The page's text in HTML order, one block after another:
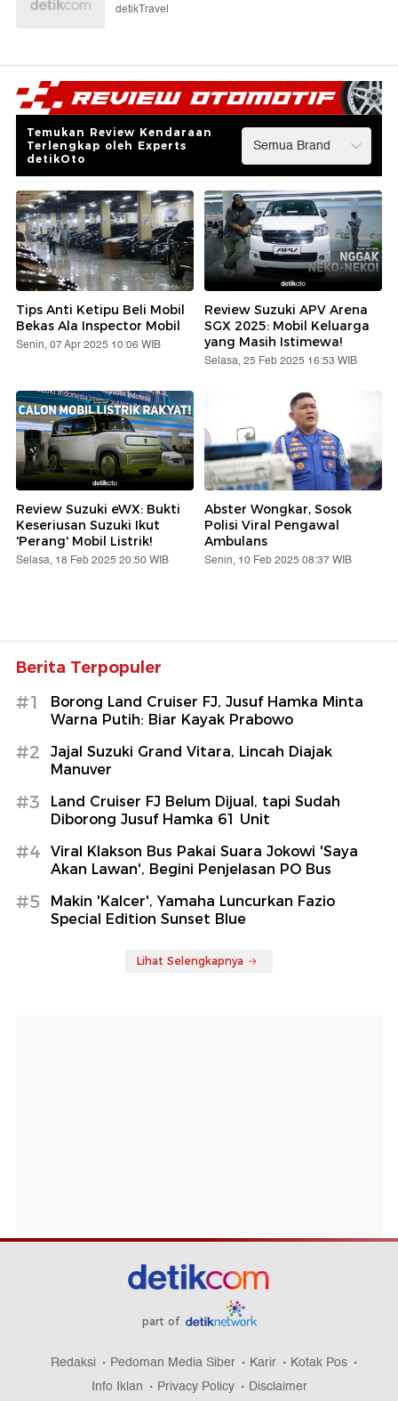
detikTravel
Temukan Review Kendaraan
Terlengkap oleh Experts
detikOto
Tips Anti Ketipu Beli Mobil
Bekas Ala Inspector Mobil
Senin, 07 Apr 2025 10:06 WIB
Review Suzuki APV Arena
SGX 2025: Mobil Keluarga
yang Masih Istimewa!
Selasa, 25 Feb 2025 16:53 WIB
Review Suzuki eWX: Bukti
Keseriusan Suzuki Ikut
'Perang' Mobil Listrik!
Selasa, 18 Feb 2025 20:50 WIB
Abster Wongkar, Sosok
Polisi Viral Pengawal
Ambulans
Senin, 10 Feb 2025 08:37 WIB
Berita Terpopuler
#1
Borong Land Cruiser FJ, Jusuf Hamka Minta
Warna Putih: Biar Kayak Prabowo
#2
Jajal Suzuki Grand Vitara, Lincah Diajak
Manuver
#3
Land Cruiser FJ Belum Dijual, tapi Sudah
Diborong Jusuf Hamka 61 Unit
#4
Viral Klakson Bus Pakai Suara Jokowi 'Saya
Akan Lawan', Begini Penjelasan PO Bus
#5
Makin 'Kalcer', Yamaha Luncurkan Fazio
Special Edition Sunset Blue
Lihat Selengkapnya
part of
Redaksi Pedoman Media Siber Karir
Kotak Pos
Info Iklan
Privacy Policy Disclaimer